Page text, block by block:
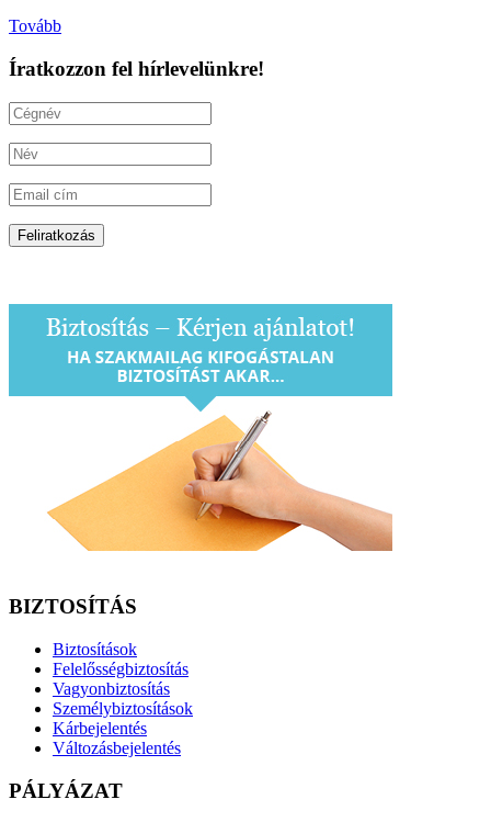
Tovább
Íratkozzon fel hírlevelünkre!
BIZTOSÍTÁS
Biztosítások
Felelősségbiztosítás
Vagyonbiztosítás
Személybiztosítások
Kárbejelentés
Változásbejelentés
PÁLYÁZAT